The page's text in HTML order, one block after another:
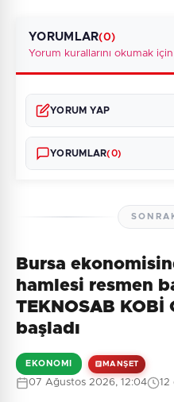
YORUMLAR(0)
Yorum kurallarını okumak için
YORUM YAP
9 +
YORUMLAR(0)
Henüz yorum
Bursa
hamlesi resmen
TEKNOSAB KOBİ
başladı
EKONOMI MANŞET
07 Ağustos 2026, 12:04 12